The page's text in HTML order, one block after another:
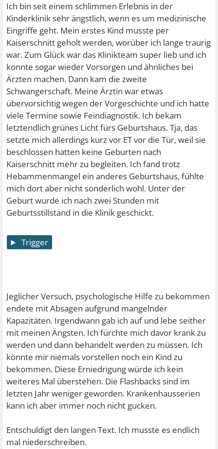
Ich bin seit einem schlimmen Erlebnis in der
Kinderklinik sehr ängstlich, wenn es um medizinische
Eingriffe geht. Mein erstes Kind musste per
Kaiserschnitt geholt werden, worüber ich lange traurig
war. Zum Glück war das Klinikteam super lieb und ich
konnte sogar wieder Vorsorgen und ähnliches bei
Ärzten machen. Dann kam die zweite
Schwangerschaft. Meine Ärztin war etwas
übervorsichtig wegen der Vorgeschichte und ich hatte
viele Termine sowie Feindiagnostik. Ich bekam
letztendlich grünes Licht fürs Geburtshaus. Tja, das
setzte mich allerdings kurz vor ET vor die Tür, weil sie
beschlossen hatten keine Geburten nach
Kaiserschnitt mehr zu begleiten. Ich fand trotz
Hebammenmangel ein anderes Geburtshaus, fühlte
mich dort aber nicht sonderlich wohl. Unter der
Geburt wurde ich nach zwei Stunden mit
Geburtsstillstand in die Klinik geschickt.
Trigger
Jeglicher Versuch, psychologische Hilfe zu bekommen
endete mit Absagen aufgrund mangelnder
Kapazitäten. Irgendwann gab ich auf und lebe seither
mit meinen Ängsten. Ich fürchte mich davor krank zu
werden und dann behandelt werden zu müssen. Ich
könnte mir niemals vorstellen noch ein Kind zu
bekommen. Diese Erniedrigung würde ich kein
weiteres Mal überstehen. Die Flashbacks sind im
letzten Jahr weniger geworden. Krankenhausserien
kann ich aber immer noch nicht gucken.
Entschuldigt den langen Text. Ich musste es endlich
mal niederschreiben.